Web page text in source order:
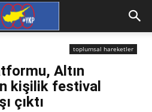
toplumsal hareketler
Altın
kişilik festival
çıktı